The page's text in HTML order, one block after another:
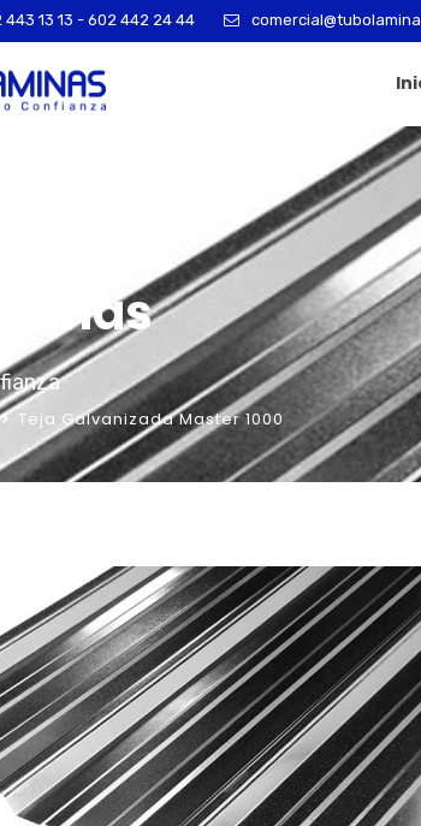
13 13 - 602 442 24 44
Teja Galvanizada Master 1000